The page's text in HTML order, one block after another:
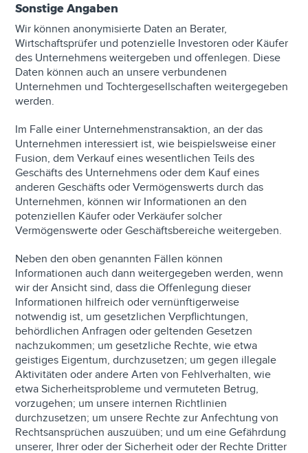
Sonstige Angaben
Wir können anonymisierte Daten an Berater,
Wirtschaftsprüfer und potenzielle Investoren oder Käufer
des Unternehmens weitergeben und offenlegen. Diese
Daten können auch an unsere verbundenen
Unternehmen und Tochtergesellschaften weitergegeben
werden.
Im Falle einer Unternehmenstransaktion, an der das
Unternehmen interessiert ist, wie beispielsweise einer
Fusion, dem Verkauf eines wesentlichen Teils des
Geschäfts des Unternehmens oder dem Kauf eines
anderen Geschäfts oder Vermögenswerts durch das
Unternehmen, können wir Informationen an den
potenziellen Käufer oder Verkäufer solcher
Vermögenswerte oder Geschäftsbereiche weitergeben.
Neben den oben genannten Fällen können
Informationen auch dann weitergegeben werden, wenn
wir der Ansicht sind, dass die Offenlegung dieser
Informationen hilfreich oder vernünftigerweise
notwendig ist, um gesetzlichen Verpflichtungen,
behördlichen Anfragen oder geltenden Gesetzen
nachzukommen; um gesetzliche Rechte, wie etwa
geistiges Eigentum, durchzusetzen; um gegen illegale
Aktivitäten oder andere Arten von Fehlverhalten, wie
etwa Sicherheitsprobleme und vermuteten Betrug,
vorzugehen; um unsere internen Richtlinien
durchzusetzen; um unsere Rechte zur Anfechtung von
Rechtsansprüchen auszuüben; und um eine Gefährdung
unserer, Ihrer oder der Sicherheit oder der Rechte Dritter